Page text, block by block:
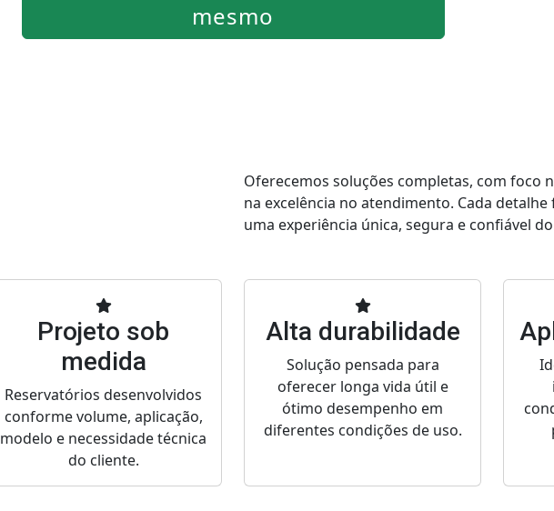
mesmo
Oferecemos soluções completas, com foco
na excelência no atendimento. Cada
uma experiência única, segura e confiável
Projeto sob
medida
Reservatórios desenvolvidos
conforme volume, aplicação,
modelo e necessidade técnica
do cliente.
Alta durabilidade
Solução pensada para
oferecer longa vida útil e
ótimo desempenho em
diferentes condições de uso.